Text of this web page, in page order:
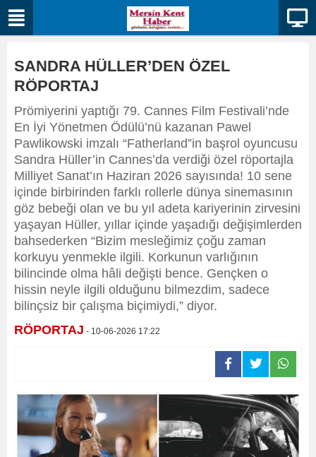
SANDRA HÜLLER’DEN ÖZEL
RÖPORTAJ
Prömiyerini yaptığı 79. Cannes Film Festivali’nde
En İyi Yönetmen Ödülü’nü kazanan Pawel
Pawlikowski imzalı “Fatherland”in başrol oyuncusu
Sandra Hüller’in Cannes’da verdiği özel röportajla
Milliyet Sanat’ın Haziran 2026 sayısında! 10 sene
içinde birbirinden farklı rollerle dünya sinemasının
göz bebeği olan ve bu yıl adeta kariyerinin zirvesini
yaşayan Hüller, yıllar içinde yaşadığı değişimlerden
bahsederken “Bizim mesleğimiz çoğu zaman
korkuyu yenmekle ilgili. Korkunun varlığının
bilincinde olma hâli değişti bence. Gençken o
hissin neyle ilgili olduğunu bilmezdim, sadece
bilinçsiz bir çalışma biçimiydi,” diyor.
RÖPORTAJ - 10-06-2026 17:22